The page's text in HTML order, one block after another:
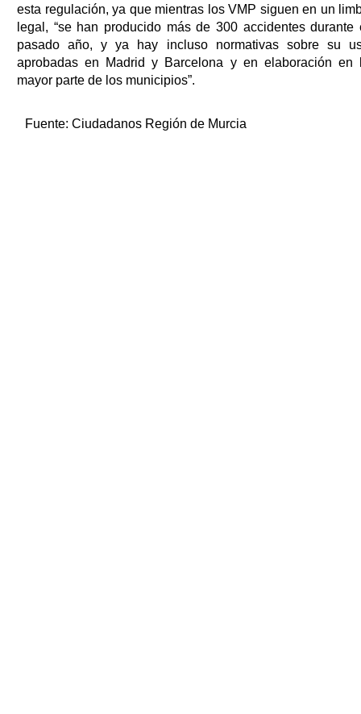
esta regulación, ya que mientras los VMP siguen en un
legal, “se han producido más de 300 accidentes durante
pasado año, y ya hay incluso normativas sobre su
aprobadas en Madrid y Barcelona y en elaboración en
mayor parte de los municipios”.
Fuente: Ciudadanos Región de Murcia